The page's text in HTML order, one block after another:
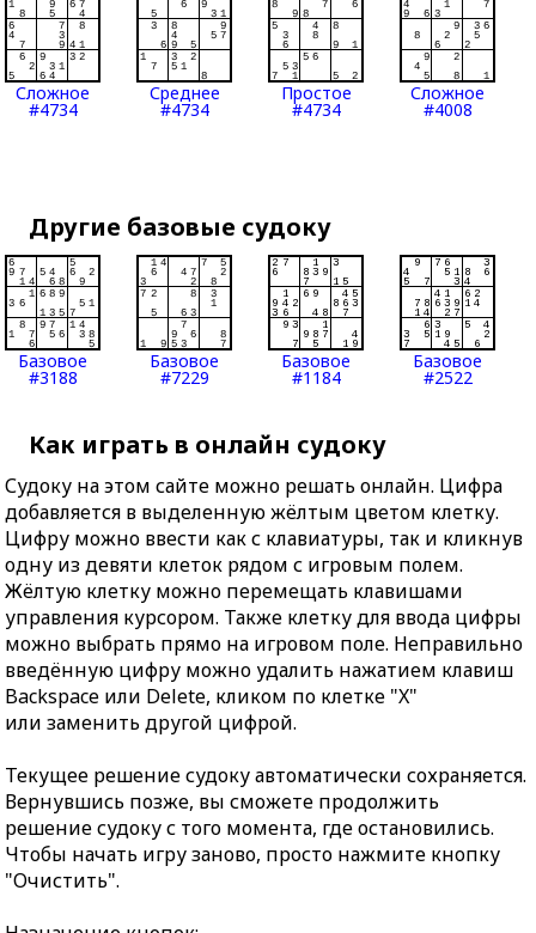
Сложное
#4734
Среднее
#4734
Простое
#4734
Сложное
#4008
Другие базовые судоку
Базовое
#3188
Базовое
#7229
Базовое
#1184
Базовое
#2522
Как играть в онлайн судоку
Судоку на этом сайте можно решать онлайн. Цифра
добавляется в выделенную жёлтым цветом клетку.
Цифру можно ввести как с клавиатуры, так и кликнув
одну из девяти клеток рядом с игровым полем.
Жёлтую клетку можно перемещать клавишами
управления курсором. Также клетку для ввода цифры
можно выбрать прямо на игровом поле. Неправильно
введённую цифру можно удалить нажатием клавиш
Backspace или Delete, кликом по клетке "X"
или заменить другой цифрой.
Текущее решение судоку автоматически сохраняется.
Вернувшись позже, вы сможете продолжить
решение судоку с того момента, где остановились.
Чтобы начать игру заново, просто нажмите кнопку
"Очистить".